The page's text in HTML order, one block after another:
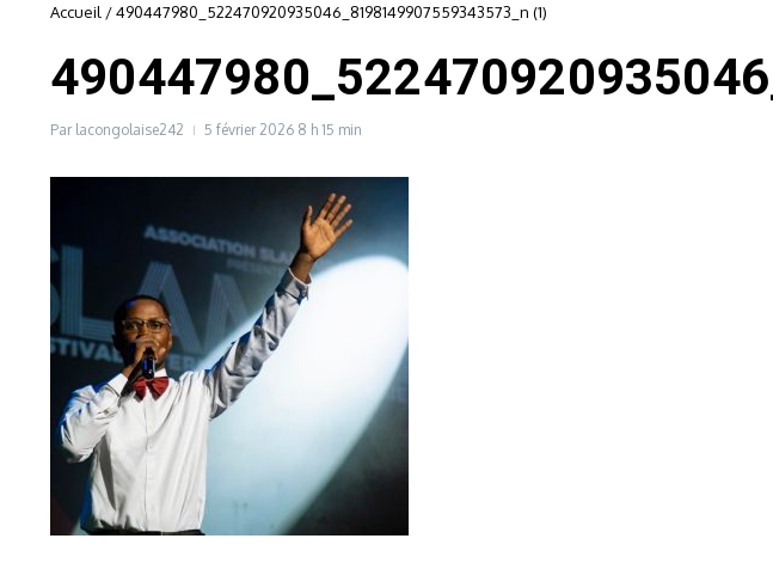
Accueil /490447980_522470920935046_8198149907559343573_n (1)
Par lacongolaise242 5 février 2026 8 h 15 min